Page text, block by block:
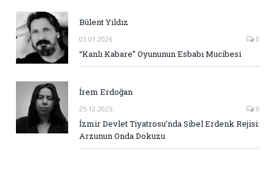
Bülent Yıldız
03.01.2026 0
“Kanlı Kabare” Oyununun Esbabı Mucibesi
İrem Erdoğan
25.12.2025 0
İzmir Devlet Tiyatrosu’nda Sibel Erdenk Rejisi:
Arzunun Onda Dokuzu